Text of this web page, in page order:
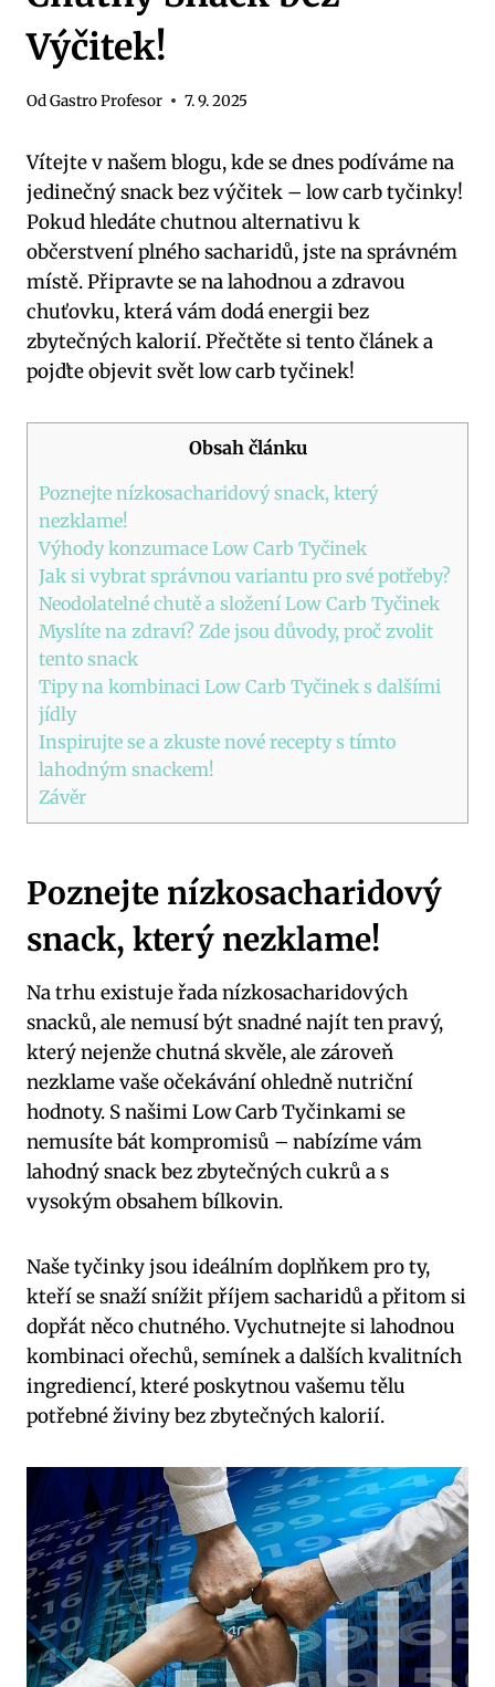
Výčitek!
OdGastro Profesor 7. 9. 2025
Vítejte v našem blogu, kde se dnes ⁢podíváme na
jedinečný snack bez výčitek – low‍ carb⁢ tyčinky!‍
Pokud hledáte chutnou alternativu k ​
občerstvení plného sacharidů, jste na správném
místě. Připravte se na​ lahodnou a zdravou
chuťovku, která vám dodá energii bez
zbytečných kalorií.⁣ Přečtěte ‌si tento článek ‍a
‌pojďte objevit svět low⁣ carb tyčinek!
Obsah článku
Poznejte nízkosacharidový​ snack, který
⁤nezklame!
Výhody konzumace Low ​Carb Tyčinek
Jak si vybrat ⁣správnou variantu pro své potřeby?
Neodolatelné chutě a složení Low Carb Tyčinek
Myslíte na‌ zdraví? ⁢Zde jsou důvody, proč ​zvolit
tento snack
Tipy na kombinaci Low Carb Tyčinek s dalšími
jídly
Inspirujte se⁤ a zkuste nové recepty s tímto
lahodným​ snackem!
Závěr
Poznejte nízkosacharidový​
snack, který ⁤nezklame!
Na trhu existuje⁣ řada nízkosacharidových
snacků,⁤ ale nemusí být ‌snadné najít ten pravý, ​
který ⁢nejenže chutná skvěle, ale‍ zároveň ​
nezklame vaše očekávání ohledně nutriční
hodnoty. S našimi Low Carb Tyčinkami se
nemusíte ‌bát ‍kompromisů – nabízíme vám
lahodný snack bez zbytečných cukrů a ⁢s
vysokým ⁤obsahem bílkovin.
Naše tyčinky jsou ideálním doplňkem pro ty,
kteří se snaží snížit příjem sacharidů a přitom si
dopřát něco chutného. Vychutnejte si ⁢lahodnou
kombinaci ořechů, semínek a dalších kvalitních
ingrediencí, které poskytnou vašemu tělu
potřebné ⁣živiny bez zbytečných kalorií.